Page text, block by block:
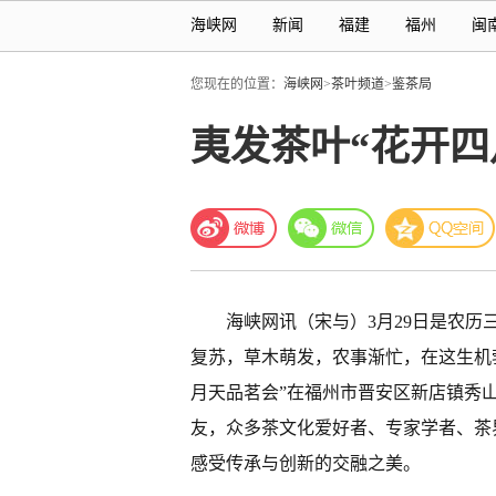
海峡网 新闻 福建 福州 闽
您现在的位置： 海峡网>茶叶频道>鉴茶局
夷发茶叶“花开
海峡网讯（宋与）3月29日是农历
复苏，草木萌发，农事渐忙，在这生
月天品茗会”在福州市晋安区新店镇秀
友，众多茶文化爱好者、专家学者、
感受传承与创新的交融之美。